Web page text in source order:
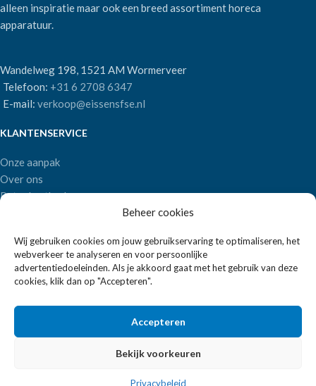
Beheer cookies
Wij gebruiken cookies om jouw gebruikservaring te optimaliseren, het
webverkeer te analyseren en voor persoonlijke
advertentiedoeleinden. Als je akkoord gaat met het gebruik van deze
cookies, klik dan op "Accepteren".
Accepteren
Bekijk voorkeuren
Privacybeleid
alleen inspiratie maar ook een breed assortiment horeca
apparatuur.
Wandelweg 198, 1521 AM Wormerveer
Telefoon: +31 6 2708 6347
E-mail: verkoop@eissensfse.nl
KLANTENSERVICE
Onze aanpak
Over ons
Betaalmethoden
POPULAIRE MERKEN
APS Germany
Bartscher
2026 ALLE RECHTEN VOORBEHOUDEN | REALISATIE: